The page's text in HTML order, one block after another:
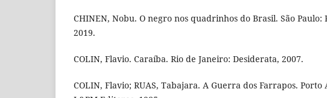
CHINEN, Nobu. O negro nos quadrinhos do Brasil. São Paulo:
2019.
COLIN, Flavio. Caraíba. Rio de Janeiro: Desiderata, 2007.
COLIN, Flavio; RUAS, Tabajara. A Guerra dos Farrapos. Porto